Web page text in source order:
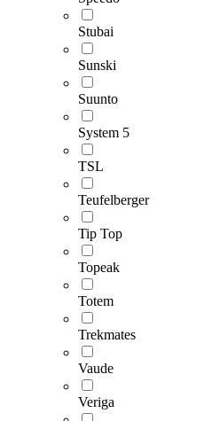
Stubai
Sunski
Suunto
System 5
TSL
Teufelberger
Tip Top
Topeak
Totem
Trekmates
Vaude
Veriga